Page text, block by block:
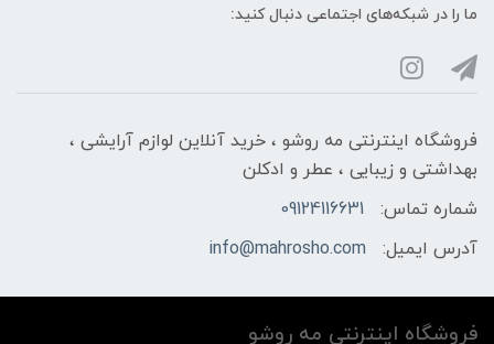
ما را در شبکه‌های اجتماعی دنبال کنید:
فروشگاه اینترنتی مه‌ رو‌شو ، خرید آنلاین لوازم آرایشی ،
بهداشتی و زیبایی ، عطر و ادکلن
شماره تماس:
09124116631
آدرس ایمیل:
info@mahrosho.com
فروشگاه اینترنتی مه‌ رو‌شو